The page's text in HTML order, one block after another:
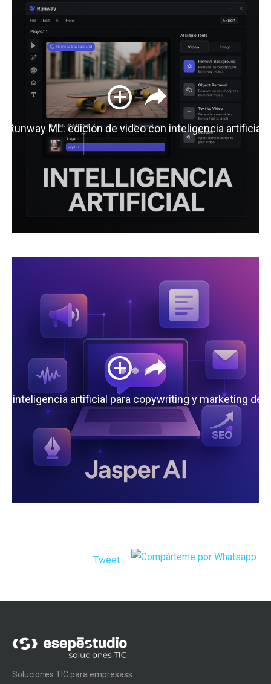
Runway ML: edición de video con inteligencia artificial
la inteligencia artificial para copywriting y marketing de
Tweet
Soluciones TIC para empresass.